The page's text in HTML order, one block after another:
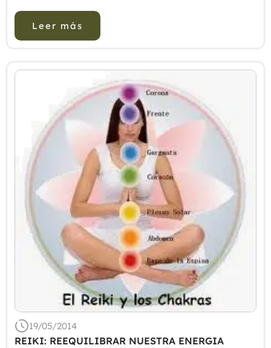
azufre tanto en salud como en belleza, así como
los alimentos que lo c...
Leer más
19/05/2014
REIKI: REEQUILIBRAR NUESTRA ENERGIA